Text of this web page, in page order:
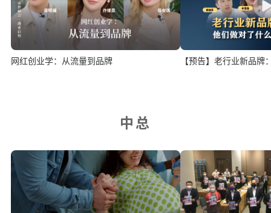
网红创业学：从流量到品牌 【预告】老行业新品
中总